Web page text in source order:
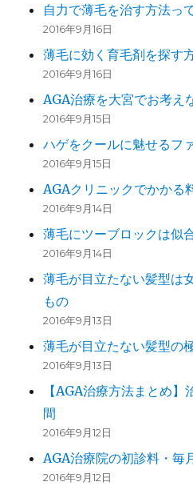
自力で薄毛を治す方法っ
2016年9月16日
薄毛に効く育毛剤を探す
2016年9月16日
AGA治療を大宮でお考え
2016年9月15日
ハゲをクールに魅せるフ
2016年9月15日
AGAクリニックでかかる
2016年9月14日
薄毛にツーブロックは似
2016年9月14日
薄毛が目立たない髪型は
もの
2016年9月13日
薄毛が目立たない髪型の
2016年9月13日
【AGA治療方法まとめ
間
2016年9月12日
AGA治療院の初診料・毎
2016年9月12日